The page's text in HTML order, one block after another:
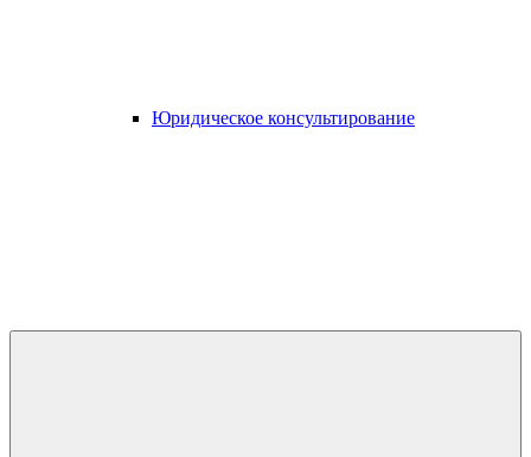
Юридическое консультирование